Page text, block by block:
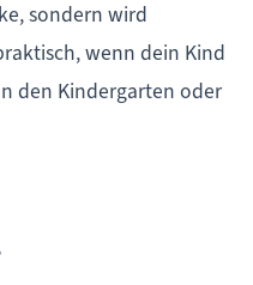
sondern wird
wenn dein Kind
den Kindergarten oder